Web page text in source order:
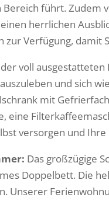
führt. Zudem
herrlichen
zur Verfügung, damit
voll ausgestatteten
und sich
mit
eine
versorgen und
Das großzügige
Doppelbett. Die
Unserer